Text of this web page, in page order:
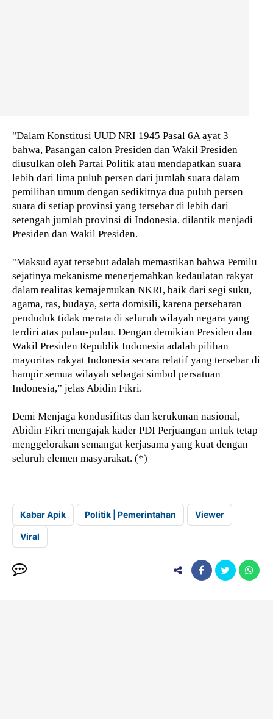
"Dalam Konstitusi UUD NRI 1945 Pasal 6A ayat 3
bahwa, Pasangan calon Presiden dan Wakil Presiden
diusulkan oleh Partai Politik atau mendapatkan suara
lebih dari lima puluh persen dari jumlah suara dalam
pemilihan umum dengan sedikitnya dua puluh persen
suara di setiap provinsi yang tersebar di lebih dari
setengah jumlah provinsi di Indonesia, dilantik menjadi
Presiden dan Wakil Presiden.
"Maksud ayat tersebut adalah memastikan bahwa Pemilu
sejatinya mekanisme menerjemahkan kedaulatan rakyat
dalam realitas kemajemukan NKRI, baik dari segi suku,
agama, ras, budaya, serta domisili, karena persebaran
penduduk tidak merata di seluruh wilayah negara yang
terdiri atas pulau-pulau. Dengan demikian Presiden dan
Wakil Presiden Republik Indonesia adalah pilihan
mayoritas rakyat Indonesia secara relatif yang tersebar di
hampir semua wilayah sebagai simbol persatuan
Indonesia,” jelas Abidin Fikri.
Demi Menjaga kondusifitas dan kerukunan nasional,
Abidin Fikri mengajak kader PDI Perjuangan untuk tetap
menggelorakan semangat kerjasama yang kuat dengan
seluruh elemen masyarakat. (*)
Kabar Apik Politik | Pemerintahan Viewer
Viral